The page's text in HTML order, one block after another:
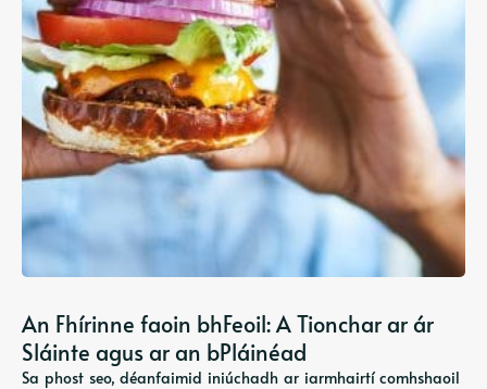
An Fhírinne faoin bhFeoil: A Tionchar ar ár
Sláinte agus ar an bPláinéad
Sa phost seo, déanfaimid iniúchadh ar iarmhairtí comhshaoil ​​​​